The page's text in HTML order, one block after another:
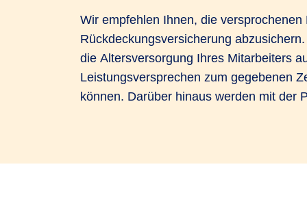
Wir empfehlen Ihnen, die
Rückdeckungsversicherung
die Altersversorgung Ihres Mitarbeiters
Leistungsversprechen zum gegebenen
können. Darüber hinaus werden mit der